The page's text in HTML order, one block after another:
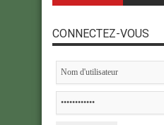
CONNECTEZ-VOUS